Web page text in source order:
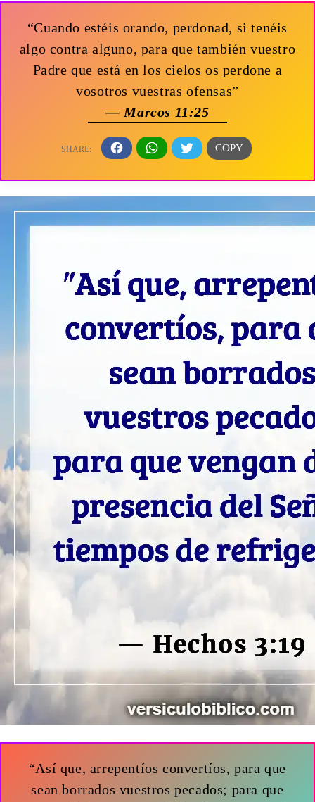
“Cuando estéis orando, perdonad, si tenéis
algo contra alguno, para que también vuestro
Padre que está en los cielos os perdone a
vosotros vuestras ofensas”
— Marcos 11:25
“Así que, arrepentíos convertíos, para que
sean borrados vuestros pecados; para que